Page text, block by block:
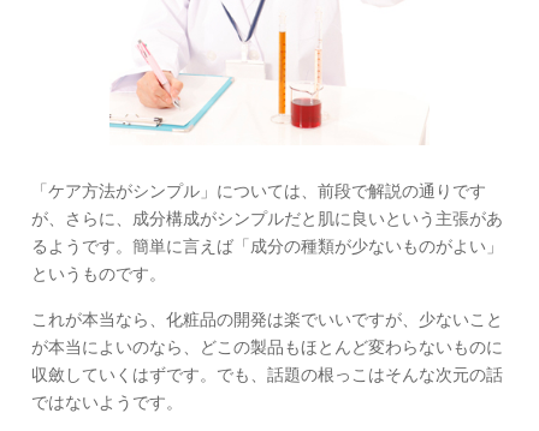
「ケア方法がシンプル」については、前段で解説の通りです
が、さらに、成分構成がシンプルだと肌に良いという主張があ
るようです。簡単に言えば「成分の種類が少ないものがよい」
というものです。
これが本当なら、化粧品の開発は楽でいいですが、少ないこと
が本当によいのなら、どこの製品もほとんど変わらないものに
収斂していくはずです。でも、話題の根っこはそんな次元の話
ではないようです。